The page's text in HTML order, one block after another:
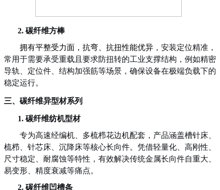
2. 碳纤维方棒
拥有平整受力面，抗弯、抗扭性能优异 ， 安装定位精准，
常用于需要承受重载且要求防扭转的工业支撑结构 ， 例如精密
导轨、定位件、结构加强筋等场景 ， 确保设备在极端负载下的
稳定运行。
三、 碳纤维异型材系列
1. 碳纤维纺机型材
专为高速经编机、多梳栉花边机配套，产品涵盖槽针床、
梳栉、针芯床、沉降床等核心长向件。凭借轻量化、高刚性、
尺寸稳定、耐腐蚀等特性，有效解决传统金属长向件自重大、
易变形、精度衰减等痛点。
2. 碳纤维凹槽条